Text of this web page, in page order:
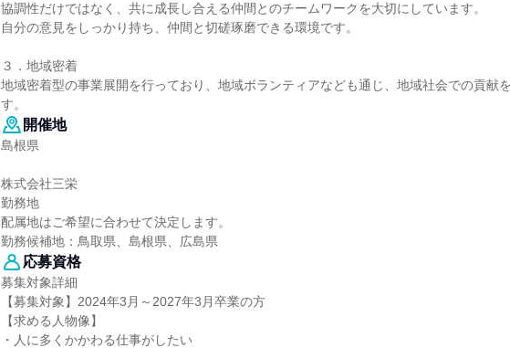
協調性だけではなく、共に成長し合える仲間とのチームワークを大切にしています。
自分の意見をしっかり持ち、仲間と切磋琢磨できる環境です。
３．地域密着
地域密着型の事業展開を行っており、地域ボランティアなども通じ、地域社会での貢献
す。
開催地
島根県
株式会社三栄
勤務地
配属地はご希望に合わせて決定します。
勤務候補地：鳥取県、島根県、広島県
応募資格
募集対象詳細
【募集対象】2024年3月～2027年3月卒業の方
【求める人物像】
・人に多くかかわる仕事がしたい